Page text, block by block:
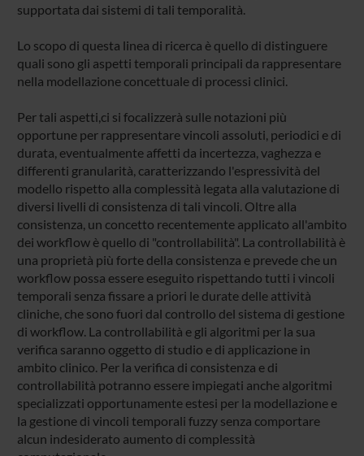
supportata dai sistemi di tali temporalità.
Lo scopo di questa linea di ricerca è quello di distinguere
quali sono gli aspetti temporali principali da rappresentare
nella modellazione concettuale di processi clinici.
Per tali aspetti,ci si focalizzerà sulle notazioni più
opportune per rappresentare vincoli assoluti, periodici e di
durata, eventualmente affetti da incertezza, vaghezza e
differenti granularità, caratterizzando l'espressività del
modello rispetto alla complessità legata alla valutazione di
diversi livelli di consistenza di tali vincoli. Oltre alla
consistenza, un concetto recentemente applicato all'ambito
dei workflow è quello di "controllabilità". La controllabilità è
una proprietà più forte della consistenza e prevede che un
workflow possa essere eseguito rispettando tutti i vincoli
temporali senza fissare a priori le durate delle attività
cliniche, che sono fuori dal controllo del sistema di gestione
di workflow. La controllabilità e gli algoritmi per la sua
verifica saranno oggetto di studio e di applicazione in
ambito clinico. Per la verifica di consistenza e di
controllabilità potranno essere impiegati anche algoritmi
specializzati opportunamente estesi per la modellazione e
la gestione di vincoli temporali fuzzy senza comportare
alcun indesiderato aumento di complessità